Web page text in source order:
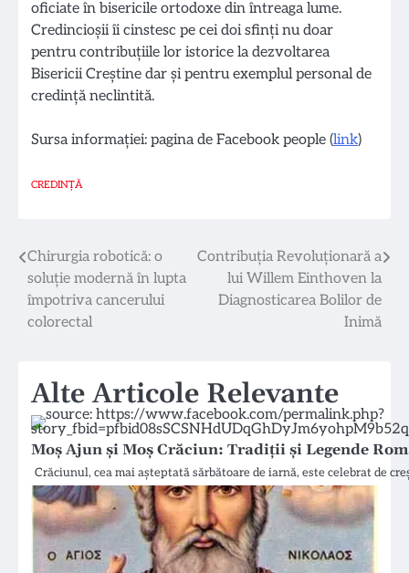
oficiate în bisericile ortodoxe din întreaga lume.
Credincioșii îi cinstesc pe cei doi sfinți nu doar
pentru contribuțiile lor istorice la dezvoltarea
Bisericii Creștine dar și pentru exemplul personal de
credință neclintită.
Sursa informației: pagina de Facebook people (link)
CREDINȚĂ
Navigare
în
articole
Chirurgia robotică: o
soluție modernă în lupta
împotriva cancerului
colorectal
Contribuția Revoluționară a
lui Willem Einthoven la
Diagnosticarea Bolilor de
Inimă
Alte Articole Relevante
Moș Ajun și Moș Crăciun: Tradiții și Legende
Crăciunul, cea mai așteptată sărbătoare de iarnă, este celebrat de